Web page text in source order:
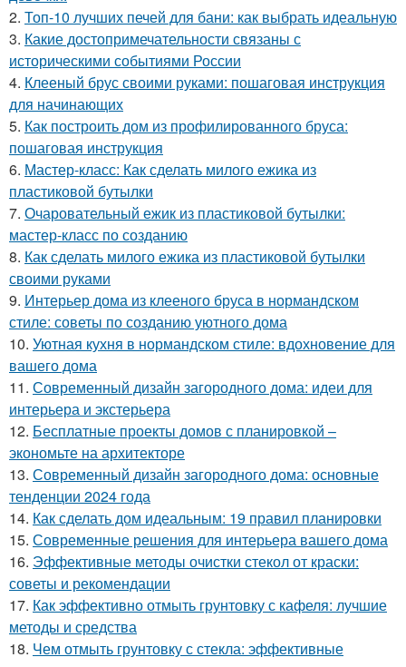
2. Топ-10 лучших печей для бани: как выбрать идеальную
3. Какие достопримечательности связаны с
историческими событиями России
4. Клееный брус своими руками: пошаговая инструкция
для начинающих
5. Как построить дом из профилированного бруса:
пошаговая инструкция
6. Мастер-класс: Как сделать милого ежика из
пластиковой бутылки
7. Очаровательный ежик из пластиковой бутылки:
мастер-класс по созданию
8. Как сделать милого ежика из пластиковой бутылки
своими руками
9. Интерьер дома из клееного бруса в нормандском
стиле: советы по созданию уютного дома
10. Уютная кухня в нормандском стиле: вдохновение для
вашего дома
11. Современный дизайн загородного дома: идеи для
интерьера и экстерьера
12. Бесплатные проекты домов с планировкой –
экономьте на архитекторе
13. Современный дизайн загородного дома: основные
тенденции 2024 года
14. Как сделать дом идеальным: 19 правил планировки
15. Современные решения для интерьера вашего дома
16. Эффективные методы очистки стекол от краски:
советы и рекомендации
17. Как эффективно отмыть грунтовку с кафеля: лучшие
методы и средства
18. Чем отмыть грунтовку с стекла: эффективные